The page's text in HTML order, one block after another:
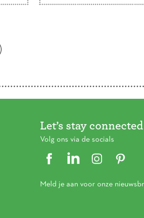
vallen op een van de
Let’s stay connected
Volg ons via de socials
Meld je aan voor onze